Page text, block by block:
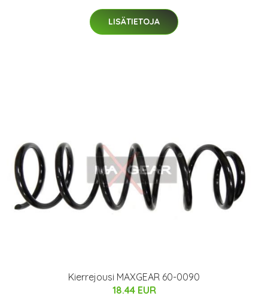
LISÄTIETOJA
Kierrejousi MAXGEAR 60-0090
18.44 EUR